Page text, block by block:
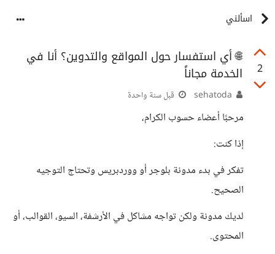
اسألني
2
🌐 أي استفسار حول المواقع والتدوين؟ أنا في
الخدمة مجاناً
قبل سنة واحدة
مرحبًا أعضاء حسوب الكرام،
إذا كنت:
تفكر في بدء مدونة بلوجر أو ووردبريس وتحتاج التوجيه
الصحيح.
لديك مدونة ولكن تواجه مشاكل في الأرشفة، السيو، القوالب، أو
المحتوى.